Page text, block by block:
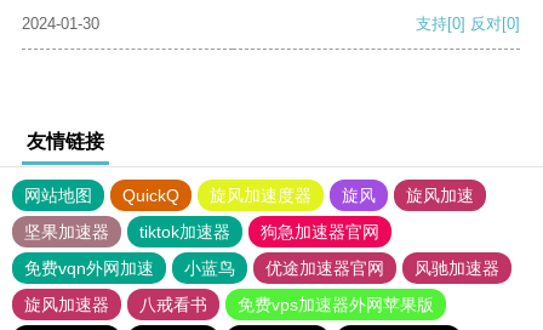
2024-01-30
支持[0] 反对[0]
友情链接
网站地图 QuickQ 旋风加速度器 旋风
旋风加速
坚果加速器
tiktok加速器
狗急加速器官网
免费vqn外网加速
小蓝鸟 优途加速器官网
风驰加速器
旋风加速器
八戒看书
免费vps加速器外网苹果版